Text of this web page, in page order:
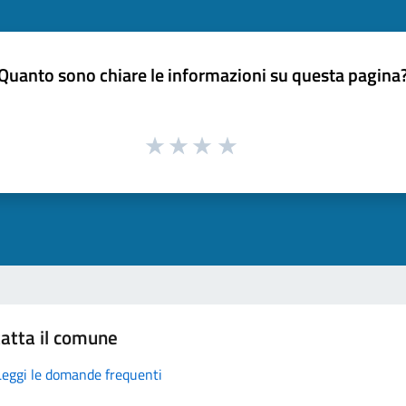
sono chiare le informazioni su questa
il comune
le domande frequenti